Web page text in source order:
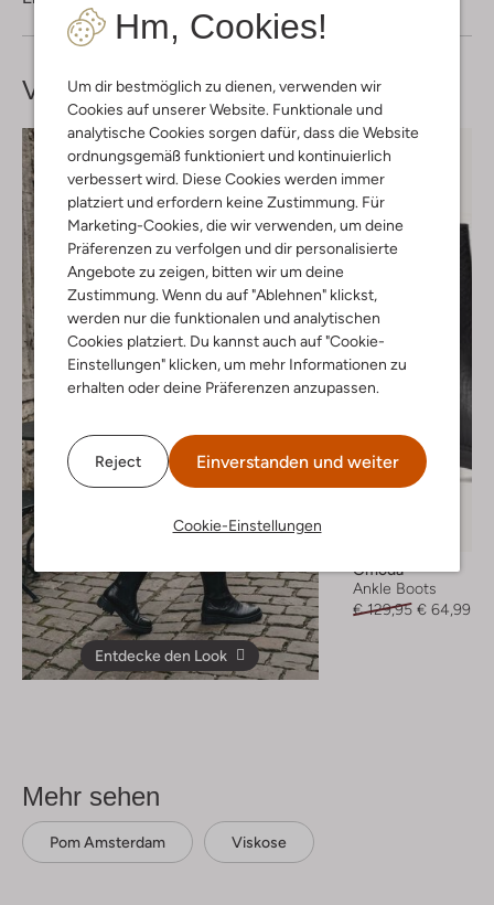
Hm, Cookies!
Um dir bestmöglich zu dienen, verwenden wir
Cookies auf unserer Website. Funktionale und
analytische Cookies sorgen dafür, dass die Website
ordnungsgemäß funktioniert und kontinuierlich
verbessert wird. Diese Cookies werden immer
platziert und erfordern keine Zustimmung. Für
Marketing-Cookies, die wir verwenden, um deine
Präferenzen zu verfolgen und dir personalisierte
Angebote zu zeigen, bitten wir um deine
Zustimmung. Wenn du auf "Ablehnen" klickst,
werden nur die funktionalen und analytischen
Cookies platziert. Du kannst auch auf "Cookie-
Einstellungen" klicken, um mehr Informationen zu
erhalten oder deine Präferenzen anzupassen.
Reject Einverstanden und weiter
Cookie-Einstellungen
Vervollständige deinenLook
Entdecke den Look
Omoda
Ankle Boots
€ 129,95 € 64,99
Mehr sehen
Pom Amsterdam Viskose